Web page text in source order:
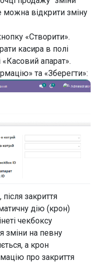
можна відкрити зміну
«Створити».
касира в полі
апарат».
та «Зберегти»:
закриття
дію (крон)
чекбоксу
зміни на певну
а крон
про закриття